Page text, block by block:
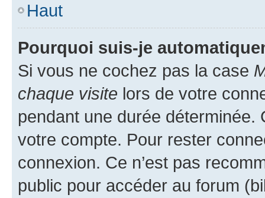
Haut
Pourquoi suis-je
Si vous ne cochez pas la case
chaque visite lors de votre
pendant une durée déterminée.
votre compte. Pour rester
connexion. Ce n’est pas
public pour accéder au forum